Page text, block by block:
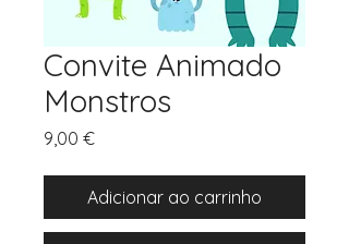
Convite Animado
Monstros
9,00 €Preço
Adicionar ao carrinho